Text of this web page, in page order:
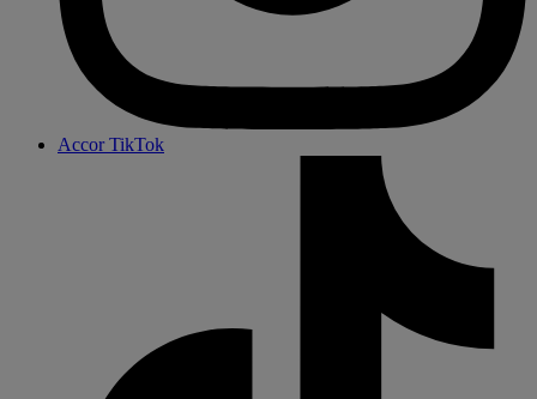
Accor TikTok